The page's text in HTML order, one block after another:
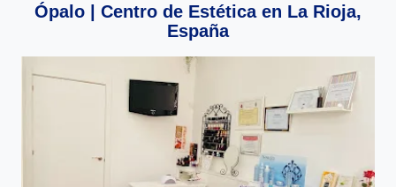
Ópalo | Centro de Estética en La Rioja,
España